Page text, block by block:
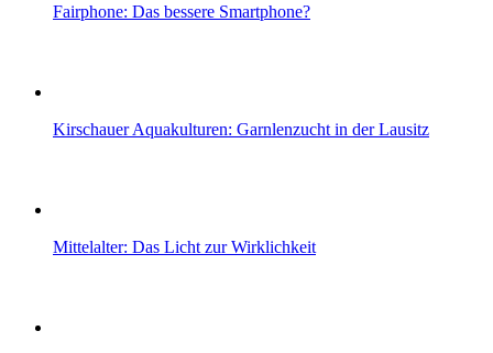
Fairphone: Das bessere Smartphone?
Kirschauer Aquakulturen: Garnlenzucht in der Lausitz
Mittelalter: Das Licht zur Wirklichkeit